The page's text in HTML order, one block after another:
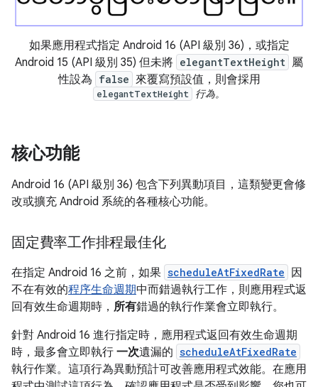
如果應用程式指定 Android 16 (API 級別 36)，或指定
Android 15 (API 級別 35) 但未將 elegantTextHeight 屬
性設為 false 來覆寫預設值，則會採用
elegantTextHeight 行為。
核心功能
Android 16 (API 級別 36) 包含下列異動項目，這類變更會修
改或擴充 Android 系統的各種核心功能。
固定費率工作排程最佳化
在指定 Android 16 之前，如果 scheduleAtFixedRate 因
不在有效的程序生命週期中而錯過執行工作，則應用程式返
回有效生命週期時， 所有錯過的執行作業會立即執行。
針對 Android 16 進行指定時，應用程式返回有效生命週期
時，最多會立即執行 一次遺漏的 scheduleAtFixedRate
執行作業。這項行為異動預計可改善應用程式效能。在應用